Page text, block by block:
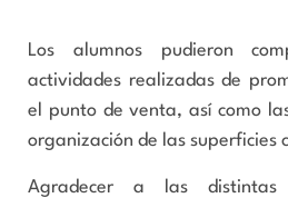
Los alumnos pudieron
actividades realizadas de
el punto de venta, así como
organización de las superficies
Agradecer a las distintas